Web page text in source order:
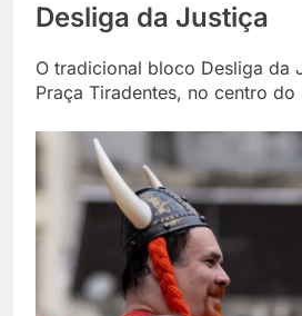
Desliga da Justiça
O tradicional bloco Desliga da
Praça Tiradentes, no centro do